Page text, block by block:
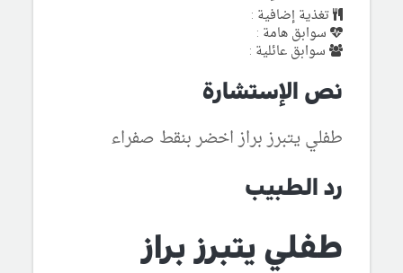
تغذية إضافية :
سوابق هامة :
سوابق عائلية :
نص الإستشارة
طفلي يتبرز براز اخضر بنقط صفراء
رد الطبيب
طفلي يتبرز براز